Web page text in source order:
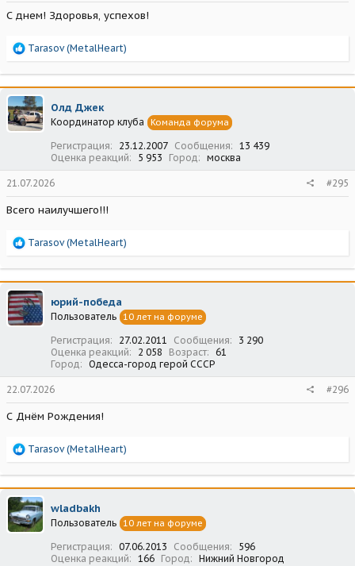
С днем! Здоровья, успехов!
Р
а
к
ц
и
и
Tarasov (MetalHeart)
Олд Джек
Координатор клуба Команда форума
Регистрация 23.12.2007 Сообщения
13 439
Оценка реакций
5 953 Город москва
21.07.2026 #295
Всего наилучшего!!!
Р
а
к
ц
и
и
Tarasov (MetalHeart)
юрий-победа
Пользователь 10 лет на форуме
Регистрация 27.02.2011 Сообщения
3 290
Оценка реакций
2 058 Возраст
61
Город
Одесса-город герой СССР
22.07.2026 #296
С Днём Рождения!
Р
а
к
ц
и
и
Tarasov (MetalHeart)
wladbakh
Пользователь 10 лет на форуме
Регистрация 07.06.2013 Сообщения
596
Оценка реакций
166 Город Нижний Новгород